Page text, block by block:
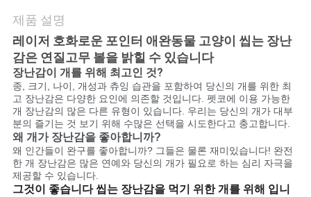
을
요
구
하
세
요
제품 설명
레이저 호화로운 포인터 애완동물 고양이 씹는 장난
감은 연질고무 볼을 밝힐 수 있습니다
장난감이 개를 위해 최고인 것?
종, 크기, 나이, 개성과 츄잉 습관을 포함하여 당신의 개를 위한 최
고 장난감은 다양한 요인에 의존할 것입니다. 펫코에 이용 가능한
개 장난감의 많은 다른 유형이 있습니다. 우리는 당신의 개가 대부
분의 즐기는 것 보기 위해 수많은 선택을 시도한다고 충고합니다.
왜 개가 장난감을 좋아합니까?
왜 인간들이 완구를 좋아합니까? 그들은 물론 재미있습니다! 완전
한 개 장난감은 많은 연예와 당신의 개가 필요로 하는 심리 자극을
제공할 수 있습니다.
그것이 좋습니다 씹는 장난감을 먹기 위한 개를 위해 입니